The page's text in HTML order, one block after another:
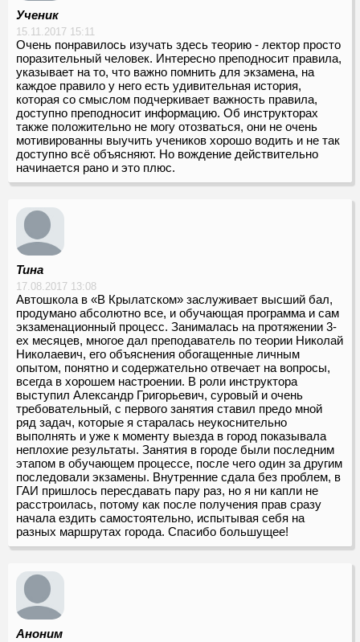
Ученик
15.11.2017 15:11
Очень понравилось изучать здесь теорию - лектор просто
поразительный человек. Интересно преподносит правила,
указывает на то, что важно помнить для экзамена, на
каждое правило у него есть удивительная история,
которая со смыслом подчеркивает важность правила,
доступно преподносит информацию. Об инструкторах
также положительно не могу отозваться, они не очень
мотивированны выучить учеников хорошо водить и не так
доступно всё объясняют. Но вождение действительно
начинается рано и это плюс.
Тина
17.08.2017 13:08
Автошкола в «В Крылатском» заслуживает высший бал,
продумано абсолютно все, и обучающая программа и сам
экзаменационный процесс. Занималась на протяжении 3-
ех месяцев, многое дал преподаватель по теории Николай
Николаевич, его объяснения обогащенные личным
опытом, понятно и содержательно отвечает на вопросы,
всегда в хорошем настроении. В роли инструктора
выступил Александр Григорьевич, суровый и очень
требовательный, с первого занятия ставил предо мной
ряд задач, которые я старалась неукоснительно
выполнять и уже к моменту выезда в город показывала
неплохие результаты. Занятия в городе были последним
этапом в обучающем процессе, после чего один за другим
последовали экзамены. Внутренние сдала без проблем, в
ГАИ пришлось пересдавать пару раз, но я ни капли не
расстроилась, потому как после получения прав сразу
начала ездить самостоятельно, испытывая себя на
разных маршрутах города. Спасибо большущее!
Аноним